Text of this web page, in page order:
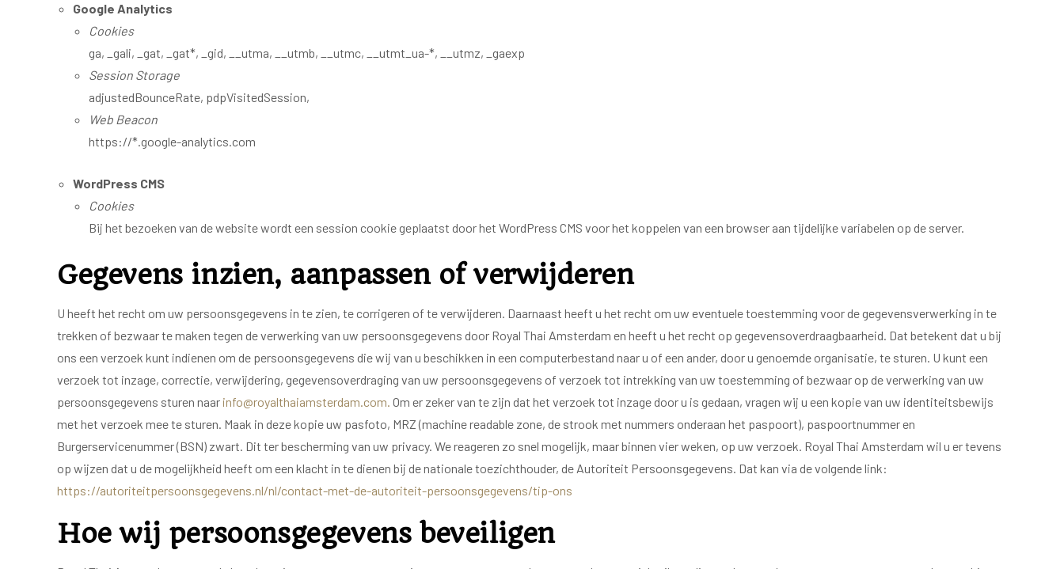
Google Analytics
Cookies
ga, _gali, _gat, _gat*, _gid, __utma, __utmb, __utmc, __utmt_ua-*, __utmz, _gaexp
Session Storage
adjustedBounceRate, pdpVisitedSession,
Web Beacon
https://*.google-analytics.com
WordPress CMS
Cookies
Bij het bezoeken van de website wordt een session cookie geplaatst door het WordPress CMS voor het koppelen van een browser aan tijdelijke variabelen op de server.
Gegevens inzien, aanpassen of verwijderen
U heeft het recht om uw persoonsgegevens in te zien, te corrigeren of te verwijderen. Daarnaast heeft u het recht om uw eventuele toestemming voor de gegevensverwerking in te
trekken of bezwaar te maken tegen de verwerking van uw persoonsgegevens door Royal Thai Amsterdam en heeft u het recht op gegevensoverdraagbaarheid. Dat betekent dat u bij
ons een verzoek kunt indienen om de persoonsgegevens die wij van u beschikken in een computerbestand naar u of een ander, door u genoemde organisatie, te sturen. U kunt een
verzoek tot inzage, correctie, verwijdering, gegevensoverdraging van uw persoonsgegevens of verzoek tot intrekking van uw toestemming of bezwaar op de verwerking van uw
persoonsgegevens sturen naar info@royalthaiamsterdam.com. Om er zeker van te zijn dat het verzoek tot inzage door u is gedaan, vragen wij u een kopie van uw identiteitsbewijs
met het verzoek mee te sturen. Maak in deze kopie uw pasfoto, MRZ (machine readable zone, de strook met nummers onderaan het paspoort), paspoortnummer en
Burgerservicenummer (BSN) zwart. Dit ter bescherming van uw privacy. We reageren zo snel mogelijk, maar binnen vier weken, op uw verzoek. Royal Thai Amsterdam wil u er tevens
op wijzen dat u de mogelijkheid heeft om een klacht in te dienen bij de nationale toezichthouder, de Autoriteit Persoonsgegevens. Dat kan via de volgende link:
https://autoriteitpersoonsgegevens.nl/nl/contact-met-de-autoriteit-persoonsgegevens/tip-ons
Hoe wij persoonsgegevens beveiligen